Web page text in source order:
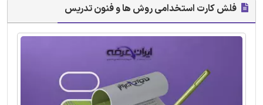
فلش کارت استخدامی روش ها و فنون تدریس